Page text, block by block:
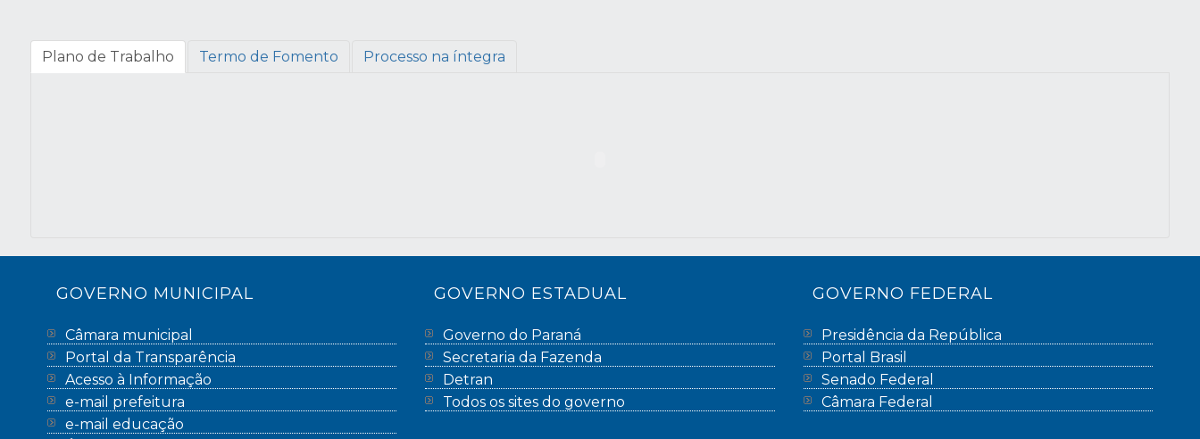
Plano de Trabalho Termo de Fomento Processo na íntegra
GOVERNO MUNICIPAL
Câmara municipal
Portal da Transparência
Acesso à Informação
e-mail prefeitura
e-mail educação
GOVERNO ESTADUAL
Governo do Paraná
Secretaria da Fazenda
Detran
Todos os sites do governo
GOVERNO FEDERAL
Presidência da República
Portal Brasil
Senado Federal
Câmara Federal